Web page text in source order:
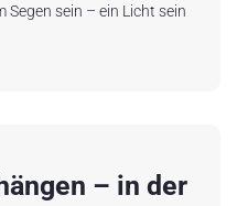
Segen sein – ein Licht sein
– in der